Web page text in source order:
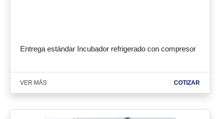
Entrega estándar Incubador refrigerado con compresor
VER MÁS COTIZAR